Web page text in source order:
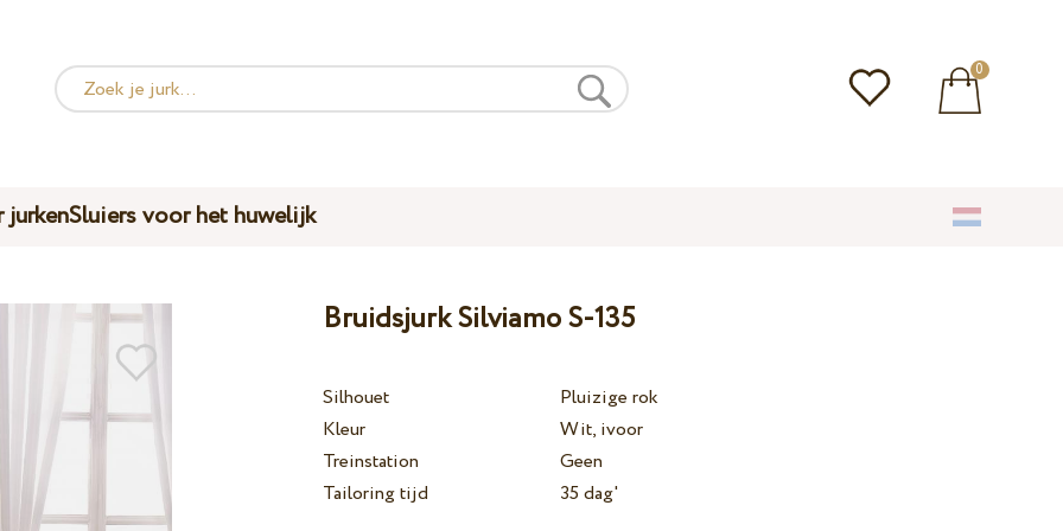
0
Sluiers voor het huwelijk
Bruidsjurk Silviamo S-135
Silhouet
Pluizige rok
Kleur
Wit, ivoor
Treinstation
Geen
Tailoring tijd
35 dag'